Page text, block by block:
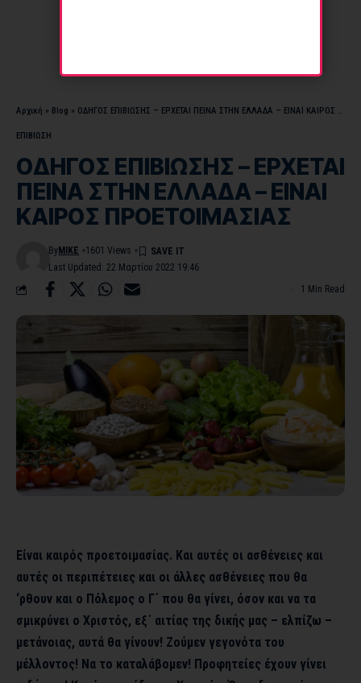
Αρχική » Blog » ΟΔΗΓΟΣ ΕΠΙΒΙΩΣΗΣ – ΕΡΧΕΤΑΙ ΠΕΙΝΑ ΣΤΗΝ ΕΛΛΑΔΑ – ΕΙΝΑΙ ΚΑΙΡΟΣ ΠΡΟΕΤΟΙΜΑΣΙΑΣ
ΕΠΙΒΙΩΣΗ
ΟΔΗΓΟΣ ΕΠΙΒΙΩΣΗΣ – ΕΡΧΕΤΑΙ
ΠΕΙΝΑ ΣΤΗΝ ΕΛΛΑΔΑ – ΕΙΝΑΙ
ΚΑΙΡΟΣ ΠΡΟΕΤΟΙΜΑΣΙΑΣ
Last Updated: 22 Μαρτίου 2022 19:46
By MIKE 1601 Views
1 Min Read
Είναι καιρός προετοιμασίας. Και αυτές οι ασθένειες και
αυτές οι περιπέτειες και οι άλλες ασθένειες που θα
‘ρθουν και ο Πόλεμος ο Γ΄ που θα γίνει, όσον και να τα
σμικρύνει ο Χριστός, εξ΄ αιτίας της δικής μας – ελπίζω –
μετάνοιας, αυτά θα γίνουν! Ζούμεν γεγονότα του
μέλλοντος! Να το καταλάβομεν! Προφητείες έχουν γίνει